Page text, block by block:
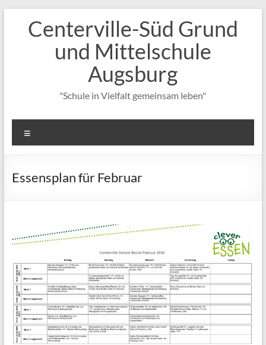
springenCenterville-Süd Grund
und Mittelschule
Augsburg
"Schule in Vielfalt gemeinsam leben"
Essensplan für Februar